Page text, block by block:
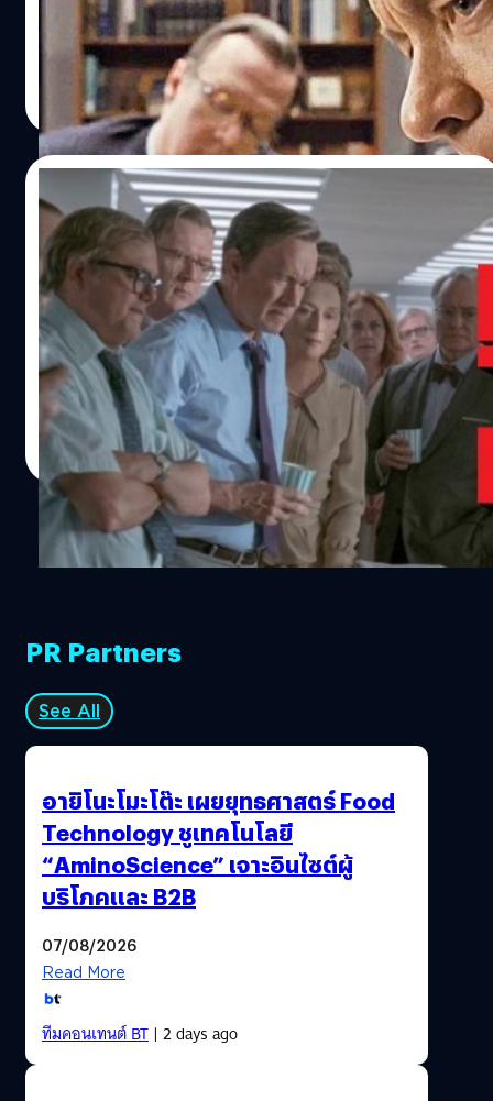
สตีเวน สปีลเบิร์ก
ปรีดี ฤกษ์วลีกุล| 3193 days ago
Read More
01/11/2017
ภาพแรกของ The Post ภาพยนตร์หวังชิงออ
สการ์เรื่องล่าสุดของ สตีเวน สปีลเบิร์ก
ภาพแรกของ The Post ภาพยนตร์คุณภาพหวังชิงรางวัลออ
สการ์เรื่องล่าสุดของ สตีเวน สปีลเบิร์ก ได้รับการเผยแพร่ลงใน
โลกออนไลน์
ปรีดี ฤกษ์วลีกุล| 3202 days ago
Read More
PR Partners
See All
อายิโนะโมะโต๊ะ เผยยุทธศาสตร์ Food
Technology ชูเทคโนโลยี
“AminoScience” เจาะอินไซต์ผู้
บริโภคและ B2B
07/08/2026
Read More
ทีมคอนเทนต์ BT| 2 days ago